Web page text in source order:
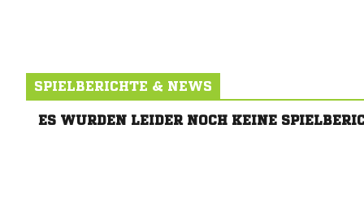
SPIELBERICHTE & NEWS
ES WURDEN LEIDER NOCH KEINE